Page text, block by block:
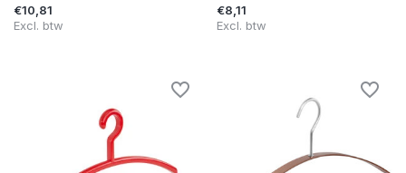
€10,81
Excl. btw
€8,11
Excl. btw